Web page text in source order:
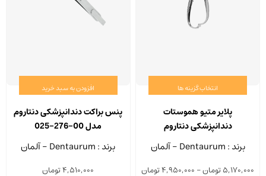
انتخاب گزینه ها
این
محصول
می
پلایر متیو هموستات
دندانپزشکی دنتاروم
برند : Dentaurum - آلمان
5,170,000تومان–
4,950,000تومانPrice
افزودن به سبد خرید
پنس براکت دندانپزشکی دنتاروم
مدل 00-276-025
برند : Dentaurum - آلمان
4,510,000تومان